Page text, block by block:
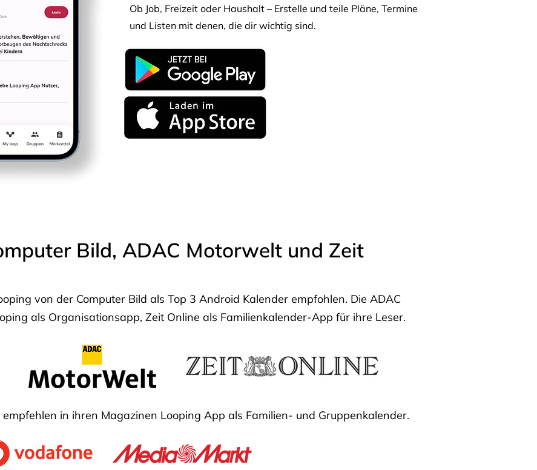
Ob Job, Freizeit oder Haushalt – Erstelle und teile Pläne, Termine
und Listen mit denen, die dir wichtig sind.
Bild, ADAC Motorwelt und Zeit
von der Computer Bild als Top 3 Android Kalender empfohlen. Die ADAC
als Organisationsapp, Zeit Online als Familienkalender-App für ihre Leser.
in ihren Magazinen Looping App als Familien- und Gruppenkalender.